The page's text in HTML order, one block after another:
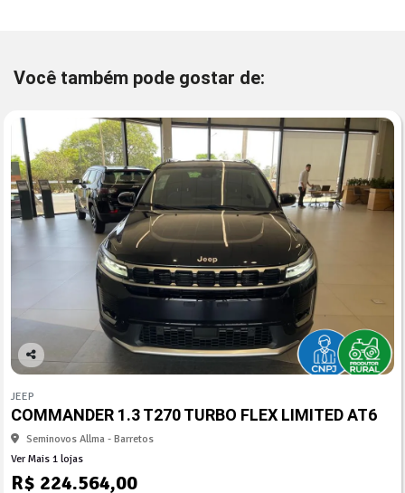
Você também pode gostar de:
Co
arti
lhe
JEEP
COMMANDER 1.3 T270 TURBO FLEX LIMITED AT6
Seminovos Allma - Barretos
Ver Mais 1 lojas
R$ 224.564,00